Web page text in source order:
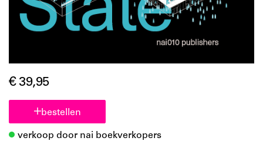
€ 39,95
bestellen
verkoop door nai boekverkopers